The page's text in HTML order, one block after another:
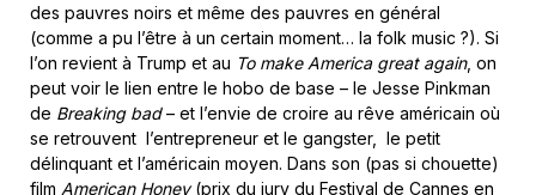
des pauvres noirs et même des pauvres en général
(comme a pu l’être à un certain moment… la folk music ?). Si
l’on revient à Trump et au To make America great again, on
peut voir le lien entre le hobo de base – le Jesse Pinkman
de Breaking bad– et l’envie de croire au rêve américain où
se retrouvent l’entrepreneur et le gangster, le petit
délinquant et l’américain moyen. Dans son (pas si chouette)
film American Honey(prix du jury du Festival de Cannes en